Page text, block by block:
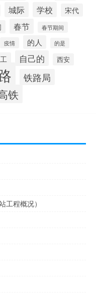
城际 学校 宋代
春节 春节期间
疫情 的人 的是
自己的 西安
铁路局
铁
工程概况）